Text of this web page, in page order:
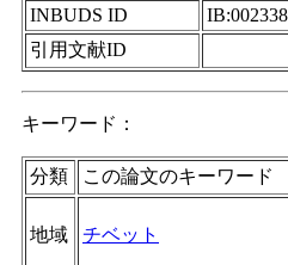
INBUDS ID
引用文献ID
キーワード：
分類 この論文のキーワード
地域 チベット